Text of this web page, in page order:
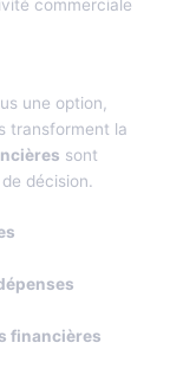
commerciale
une option,
transforment la
sont
décision.
financières